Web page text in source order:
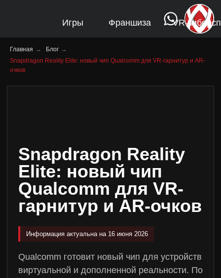
VR-киберспорт FAQ
Главная → Блог →
Snapdragon Reality Elite: новый чип Qualcomm для VR-гарнитур и AR-
очков
Snapdragon Reality
Elite: новый чип
Qualcomm для VR-
гарнитур и AR-очков
Информация актуальна на 16 июня 2026
Qualcomm готовит новый чип для устройств
виртуальной и дополненной реальности. По